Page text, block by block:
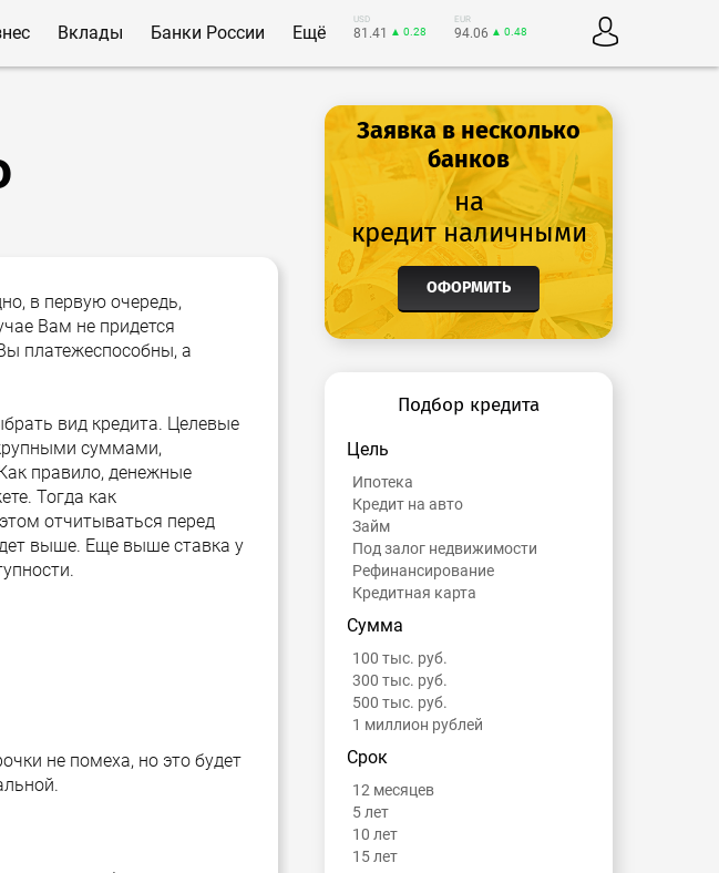
Вклады Банки России Ещё
USD
81.41 ▲ 0.28
EUR
94.06 ▲ 0.48
в первую очередь,
Вам не придется
платежеспособны, а
вид кредита. Целевые
суммами,
правило, денежные
Тогда как
отчитываться перед
выше. Еще выше ставка у
не помеха, но это будет
Заявка в несколько
банков
на
кредит наличными
ОФОРМИТЬ
Подбор кредита
Цель
Ипотека
Кредит на авто
Займ
Под залог недвижимости
Рефинансирование
Кредитная карта
Сумма
100 тыс. руб.
300 тыс. руб.
500 тыс. руб.
1 миллион рублей
Срок
12 месяцев
5 лет
10 лет
15 лет